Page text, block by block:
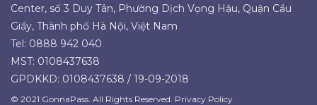
Center, số 3 Duy Tân, Phường Dịch Vọng Hậu, Quận Cầu
Giấy, Thành phố Hà Nội, Việt Nam
Tel: 0888 942 040
MST: 0108437638
GPDKKD: 0108437638 / 19-09-2018
© 2021 GonnaPass. All Rights Reserved. Privacy Policy